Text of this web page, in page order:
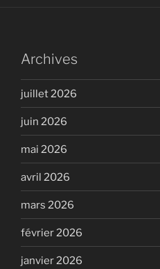
Archives
juillet 2026
juin 2026
mai 2026
avril 2026
mars 2026
février 2026
janvier 2026